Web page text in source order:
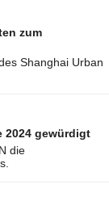
zum
Shanghai Urban
2024 gewürdigt
die